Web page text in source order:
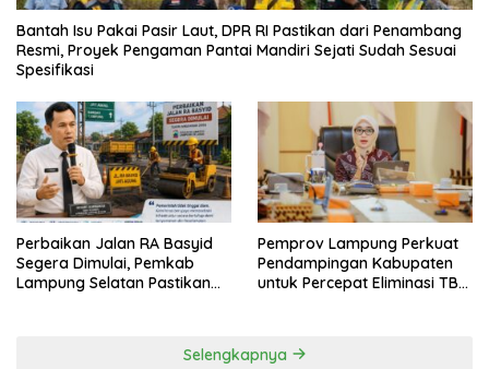
Bantah Isu Pakai Pasir Laut, DPR RI Pastikan dari Penambang
Resmi, Proyek Pengaman Pantai Mandiri Sejati Sudah Sesuai
Spesifikasi
Perbaikan Jalan RA Basyid
Segera Dimulai, Pemkab
Lampung Selatan Pastikan
Pemprov Lampung Perkuat
Pendampingan Kabupaten
untuk Percepat Eliminasi TBC
Selengkapnya